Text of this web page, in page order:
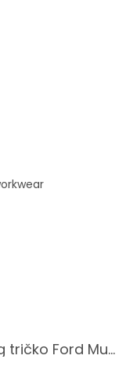
Dámské Cars & Racing tričko Ford Mustang 5. generace